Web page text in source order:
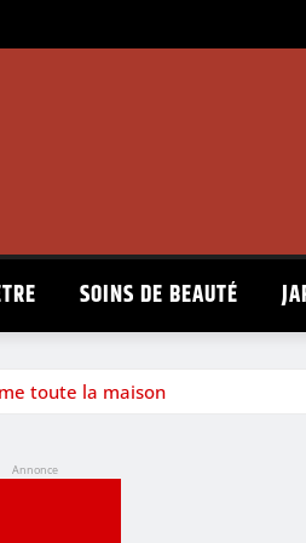
SOINS DE BEAUTÉ
toute la maison
Annonce